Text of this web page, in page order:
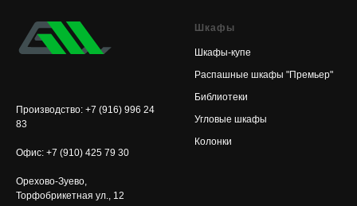
Производство: +7 (916) 996 24
83
Офис: +7 (910) 425 79 30
Орехово-Зуево,
Торфобрикетная ул., 12
Шкафы
Шкафы-купе
Распашные шкафы "Премьер"
Библиотеки
Угловые шкафы
Колонки